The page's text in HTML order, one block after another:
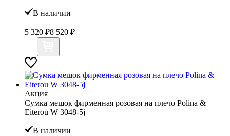
В наличии
5 320 ₽8 520 ₽
Акция
Сумка мешок фирменная розовая на плечо Polina &
Eiterou W 3048-5j
В наличии